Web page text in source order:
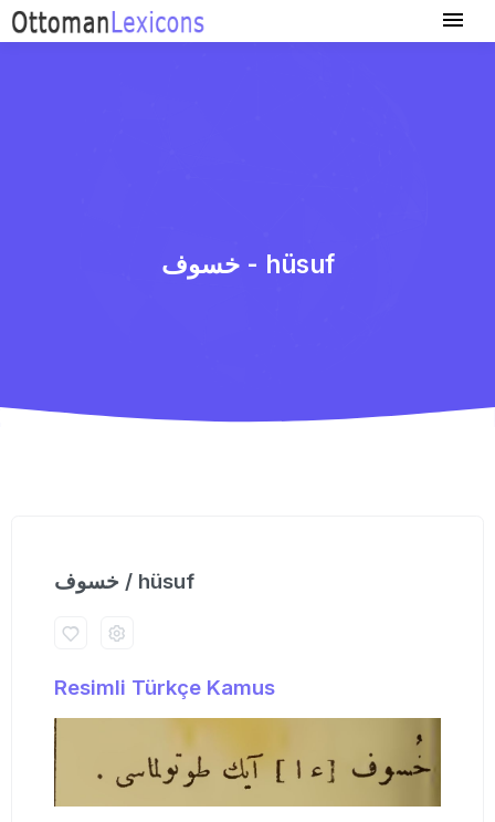
خسوف - hüsuf
خسوف / hüsuf
Resimli Türkçe Kamus